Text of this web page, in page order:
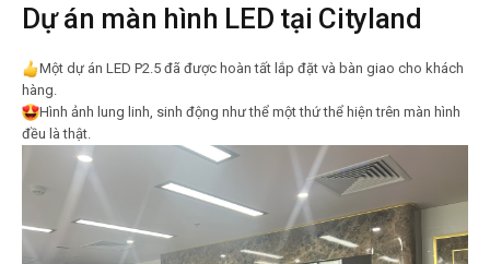
Dự án màn hình LED tại Cityland
Một dự án LED P2.5 đã được hoàn tất lắp đặt và bàn giao cho khách
hàng.
Hình ảnh lung linh, sinh động như thể một thứ thể hiện trên màn hình
đều là thật.